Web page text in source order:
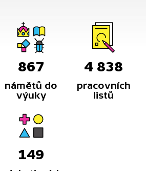
867
námětů do
výuky
4 838
pracovních
listů
149